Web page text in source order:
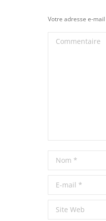
Votre adresse e-
Commentaire
Nom *
E-mail *
Site Web